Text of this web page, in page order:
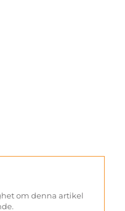
om denna artikel